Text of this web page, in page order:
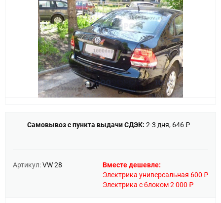
Самовывоз с пункта выдачи СДЭК: 2-3 дня, 646 ₽
Артикул:VW 28
Вместе дешевле:
Электрика универсальная 600 ₽
Электрика с блоком 2 000 ₽